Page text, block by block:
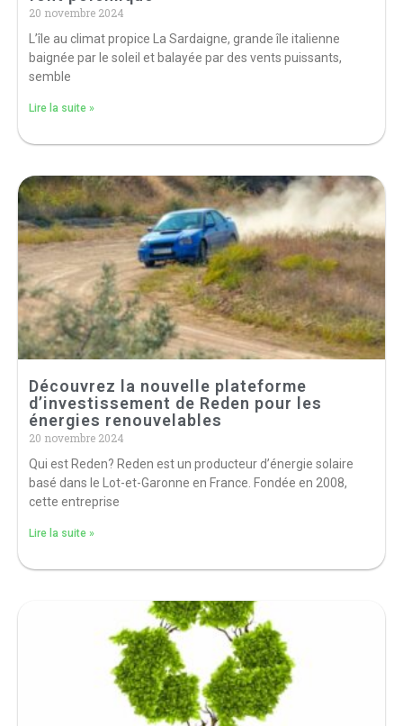
20 novembre 2024
L’île au climat propice La Sardaigne, grande île italienne
baignée par le soleil et balayée par des vents puissants,
semble
Lire la suite »
Découvrez la nouvelle plateforme
d’investissement de Reden pour les
énergies renouvelables
20 novembre 2024
Qui est Reden? Reden est un producteur d’énergie solaire
basé dans le Lot-et-Garonne en France. Fondée en 2008,
cette entreprise
Lire la suite »